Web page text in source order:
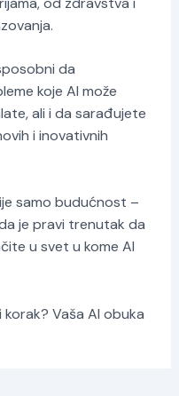
da
koje AI može
ali i da sarađujete
i inovativnih
samo budućnost –
je pravi trenutak da
u svet u kome AI
Vaša AI obuka